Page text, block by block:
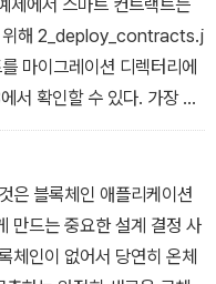
위해 2_deploy_contracts.j
마이그레이션 디렉터리에
서 확인할 수 있다. 가장 맨
컨트랙트의 이름과 일치해
은 블록체인 애플리케이션
만드는 중요한 설계 결정 사
체인이 없어서 당연히 온체